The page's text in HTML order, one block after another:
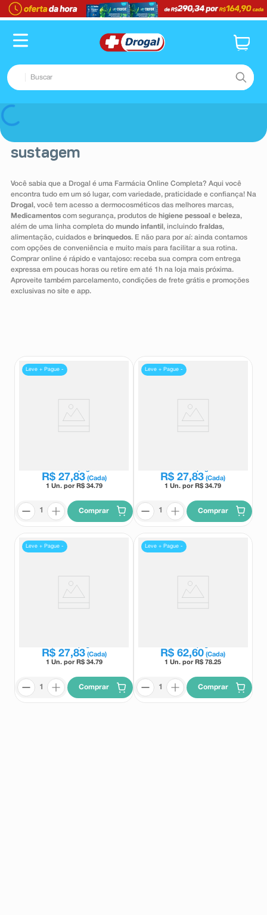
Buscar
sustagem
Você sabia que a Drogal é uma Farmácia Online Completa? Aqui você
encontra tudo em um só lugar, com variedade, praticidade e confiança! Na
Drogal , você tem acesso a dermocosméticos das melhores marcas,
Medicamentoscom segurança, produtos de higiene pessoal e beleza,
além de uma linha completa do mundo infantil , incluindo fraldas,
alimentação, cuidados e brinquedos. E não para por aí: ainda contamos
com opções de conveniência e muito mais para facilitar a sua rotina.
Comprar online é rápido e vantajoso: receba sua compra com entrega
expressa em poucas horas ou retire em até 1h na loja mais próxima.
Aproveite também parcelamento, condições de frete grátis e promoções
exclusivas no site e app.
Leve + Pague -
R$ 27,83 (Cada)
1 Un. por R$ 34.79
Comprar
Leve + Pague -
R$ 27,83 (Cada)
1 Un. por R$34.79
Comprar
Leve + Pague -
Complemento Alimentar
R$ 27,83 (Cada)
1 Un. por R$ 34.79
Comprar
Leve + Pague -
Complemento Alimentar
R$ 62,60 (Cada)
1 Un. por R$78.25
Comprar
TERMOS MAIS BUSCADOS
1º fralda
2º pampers confort sec max
3
4
5º
6º minoxidil
8º teste gravidez
9º esmalte
10ºabsorvente
2º pampers confort sec max
4º lenço umedecido
5º tadalafila
6º minoxidil
7º desodorante
8º teste gravidez